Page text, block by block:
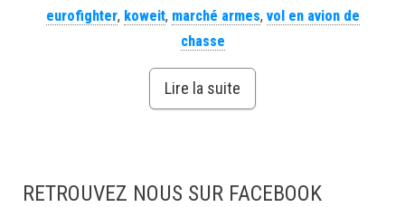
eurofighter, koweit, marché armes, vol en avion de
chasse
Lire la suite
RETROUVEZ NOUS SUR FACEBOOK